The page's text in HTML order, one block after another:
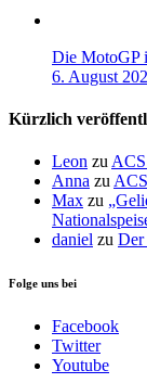
Die MotoGP
6. August
Kürzlich
Leon zu
Anna zu
Max zu
daniel zu Der
Folge uns bei
Facebook
Twitter
Youtube